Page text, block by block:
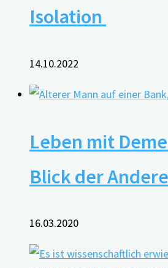
Isolation
14.10.2022
Leben mit
Blick der
16.03.2020